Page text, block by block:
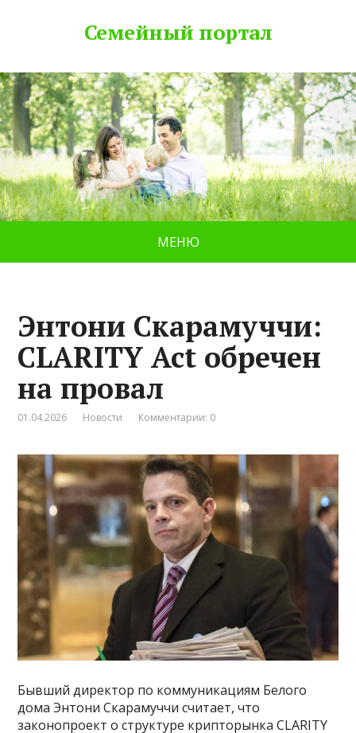
Семейный портал
МЕНЮ
Энтони Скарамуччи:
CLARITY Act обречен
на провал
01.04.2026 Новости Комментарии: 0
Бывший директор по коммуникациям Белого
дома Энтони Скарамуччи считает, что
законопроект о структуре крипторынка CLARITY